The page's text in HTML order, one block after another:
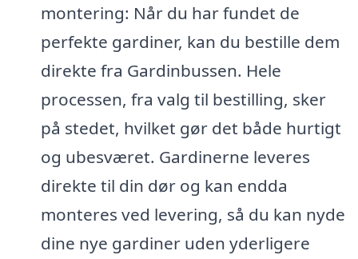
montering: Når du har fundet de
perfekte gardiner, kan du bestille dem
direkte fra Gardinbussen. Hele
processen, fra valg til bestilling, sker
på stedet, hvilket gør det både hurtigt
og ubesværet. Gardinerne leveres
direkte til din dør og kan endda
monteres ved levering, så du kan nyde
dine nye gardiner uden yderligere